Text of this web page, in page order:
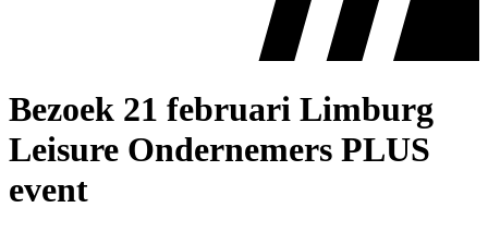
Bezoek 21 februari Limburg
Leisure Ondernemers PLUS
event